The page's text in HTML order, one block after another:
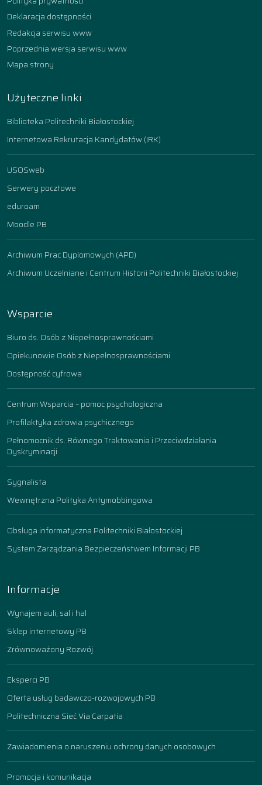
Deklaracja dostępności
Redakcja serwisu www
Poprzednia wersja serwisu www
Mapa strony
Użyteczne linki
Biblioteka Politechniki Białostockiej
Internetowa Rekrutacja Kandydatów (IRK)
USOSweb
Serwery pocztowe
eduroam
Moodle PB
Archiwum Prac Dyplomowych (APD)
Archiwum Uczelniane i Centrum Historii Politechniki Białostockiej
Wsparcie
Biuro ds. Osób z Niepełnosprawnościami
Opiekunowie Osób z Niepełnosprawnościami
Dostępność cyfrowa
Centrum Wsparcia – pomoc psychologiczna
Profilaktyka zdrowia psychicznego
Pełnomocnik ds. Równego Traktowania i Przeciwdziałania
Dyskryminacji
Sygnalista
Wewnętrzna Polityka Antymobbingowa
Obsługa informatyczna Politechniki Białostockiej
System Zarządzania Bezpieczeństwem Informacji PB
Informacje
Wynajem auli, sal i hal
Sklep internetowy PB
Zrównoważony Rozwój
Eksperci PB
Oferta usług badawczo-rozwojowych PB
Politechniczna Sieć Via Carpatia
Zawiadomienia o naruszeniu ochrony danych osobowych
Promocja i komunikacja